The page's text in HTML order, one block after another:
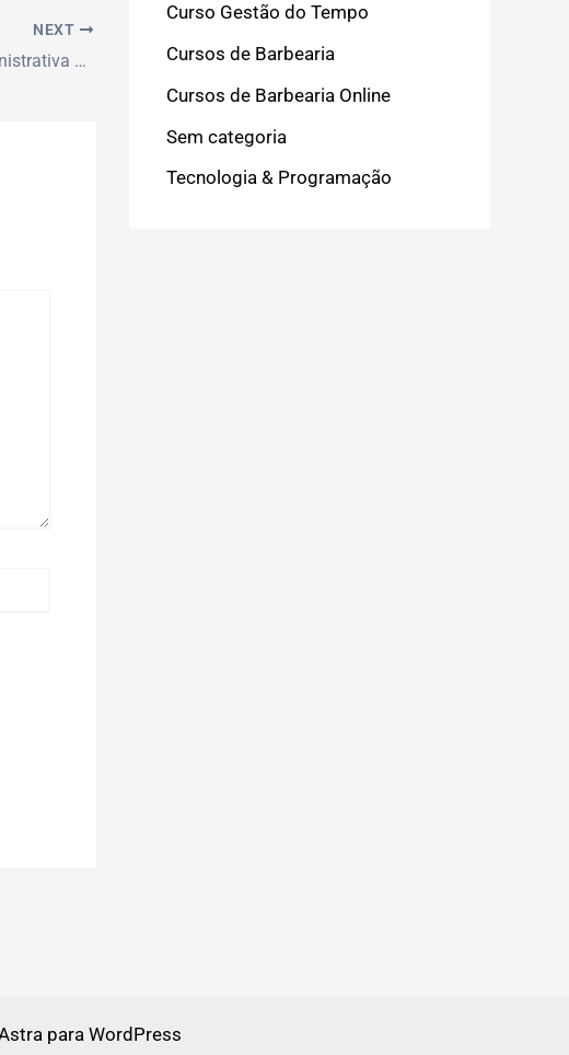
NEXT
Como se Destacar na Área Administrativa sem Experiência: Dicas Essenciais para 2026
Curso Gestão do Tempo
Cursos de Barbearia
Cursos de Barbearia Online
Sem categoria
Tecnologia & Programação
para WordPress